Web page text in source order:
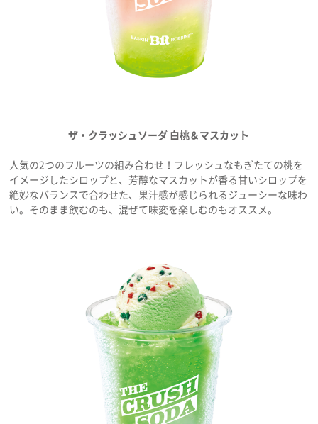
ザ・クラッシュソーダ 白桃＆マスカット
人気の2つのフルーツの組み合わせ！フレッシュなもぎたての桃を
イメージしたシロップと、芳醇なマスカットが香る甘いシロップを
絶妙なバランスで合わせた、果汁感が感じられるジューシーな味わ
い。そのまま飲むのも、混ぜて味変を楽しむのもオススメ。